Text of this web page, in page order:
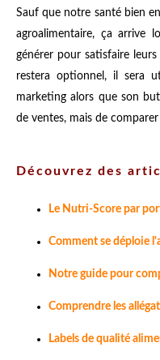
Sauf que notre santé bien
agroalimentaire, ça arrive
générer pour satisfaire
restera optionnel, il sera
marketing alors que son
de ventes, mais de
Découvrez des
Le Nutri-Score par
Comment se déploie
Notre guide pour
Comprendre les
Labels de qualité